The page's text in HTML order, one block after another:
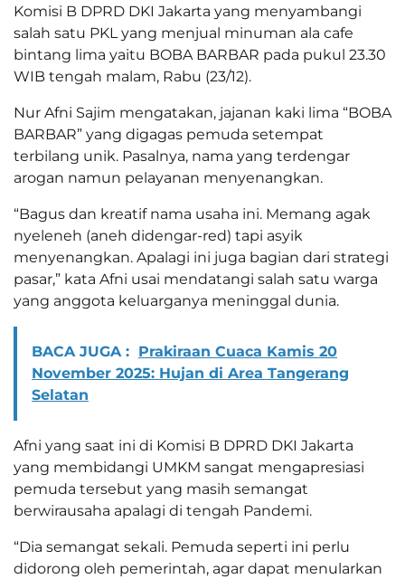
Komisi B DPRD DKI Jakarta yang menyambangi
salah satu PKL yang menjual minuman ala cafe
bintang lima yaitu BOBA BARBAR pada pukul 23.30
WIB tengah malam, Rabu (23/12).
Nur Afni Sajim mengatakan, jajanan kaki lima “BOBA
BARBAR” yang digagas pemuda setempat
terbilang unik. Pasalnya, nama yang terdengar
arogan namun pelayanan menyenangkan.
“Bagus dan kreatif nama usaha ini. Memang agak
nyeleneh (aneh didengar-red) tapi asyik
menyenangkan. Apalagi ini juga bagian dari strategi
pasar,” kata Afni usai mendatangi salah satu warga
yang anggota keluarganya meninggal dunia.
BACA JUGA : Prakiraan Cuaca Kamis 20
November 2025: Hujan di Area Tangerang
Selatan
Afni yang saat ini di Komisi B DPRD DKI Jakarta
yang membidangi UMKM sangat mengapresiasi
pemuda tersebut yang masih semangat
berwirausaha apalagi di tengah Pandemi.
“Dia semangat sekali. Pemuda seperti ini perlu
didorong oleh pemerintah, agar dapat menularkan